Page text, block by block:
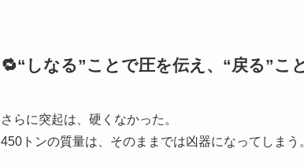
🔁“しなる”ことで圧を伝え、“戻る”こ
さらに突起は、硬くなかった。
450トンの質量は、そのままでは凶器になってしまう